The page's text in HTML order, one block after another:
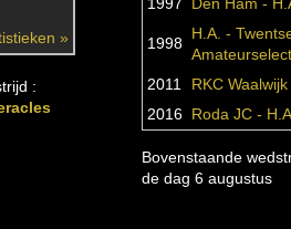
»
:
1998
H.A. -
2011 RKC Waalwijk
2016 Roda JC - H.A.
Bovenstaande
de dag 6 augustus